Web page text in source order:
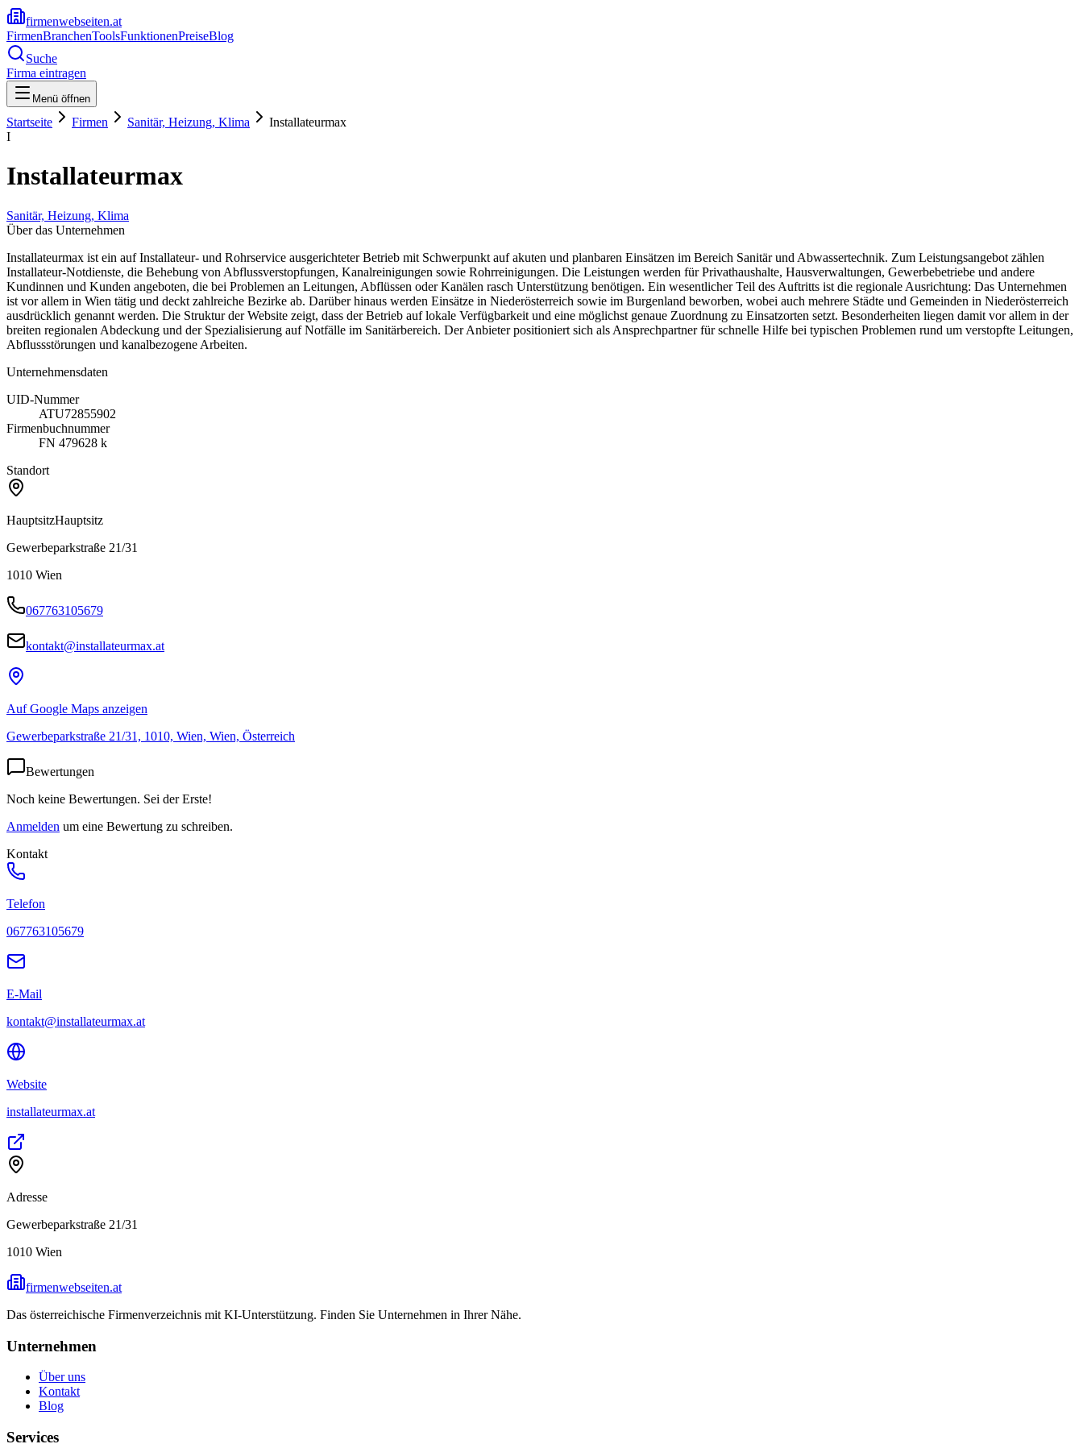
firmenwebseiten.at
FirmenBranchenToolsFunktionenPreiseBlog
Suche
Firma eintragen
Menü öffnen
Startseite Firmen Sanitär, Heizung, Klima
Installateurmax
I
Installateurmax
Sanitär, Heizung, Klima
Über das Unternehmen
Installateurmax ist ein auf Installateur- und Rohrservice ausgerichteter Betrieb mit Schwerpunkt auf akuten und planbaren Einsätzen im Bereich Sanitär und Abwassertechnik. Zum Leistungsangebot zählen
Installateur-Notdienste, die Behebung von Abflussverstopfungen, Kanalreinigungen sowie Rohrreinigungen. Die Leistungen werden für Privathaushalte, Hausverwaltungen, Gewerbebetriebe und andere
Kundinnen und Kunden angeboten, die bei Problemen an Leitungen, Abflüssen oder Kanälen rasch Unterstützung benötigen. Ein wesentlicher Teil des Auftritts ist die regionale Ausrichtung: Das Unternehmen
ist vor allem in Wien tätig und deckt zahlreiche Bezirke ab. Darüber hinaus werden Einsätze in Niederösterreich sowie im Burgenland beworben, wobei auch mehrere Städte und Gemeinden in Niederösterreich
ausdrücklich genannt werden. Die Struktur der Website zeigt, dass der Betrieb auf lokale Verfügbarkeit und eine möglichst genaue Zuordnung zu Einsatzorten setzt. Besonderheiten liegen damit vor allem in der
breiten regionalen Abdeckung und der Spezialisierung auf Notfälle im Sanitärbereich. Der Anbieter positioniert sich als Ansprechpartner für schnelle Hilfe bei typischen Problemen rund um verstopfte Leitungen,
Abflussstörungen und kanalbezogene Arbeiten.
Unternehmensdaten
UID-Nummer
ATU72855902
Firmenbuchnummer
FN 479628 k
Standort
HauptsitzHauptsitz
Gewerbeparkstraße 21/31
1010 Wien
067763105679
kontakt@installateurmax.at
Auf Google Maps anzeigen
Gewerbeparkstraße 21/31, 1010, Wien, Wien, Österreich
Bewertungen
Noch keine Bewertungen. Sei der Erste!
Anmelden um eine Bewertung zu schreiben.
Kontakt
Telefon
067763105679
E-Mail
kontakt@installateurmax.at
Website
installateurmax.at
Adresse
Gewerbeparkstraße 21/31
1010 Wien
firmenwebseiten.at
Das österreichische Firmenverzeichnis mit KI-Unterstützung. Finden Sie Unternehmen in Ihrer Nähe.
Unternehmen
Über uns
Kontakt
Blog
Services